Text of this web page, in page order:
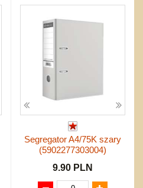
Segregator A4/75K szary
(5902277303004)
9.90 PLN